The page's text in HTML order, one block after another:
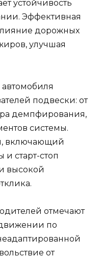
устойчивость
Эффективная
дорожных
улучшая
автомобиля
подвески: от
демпфирования,
системы.
включающий
и старт-стоп
высокой
отмечают
по
от